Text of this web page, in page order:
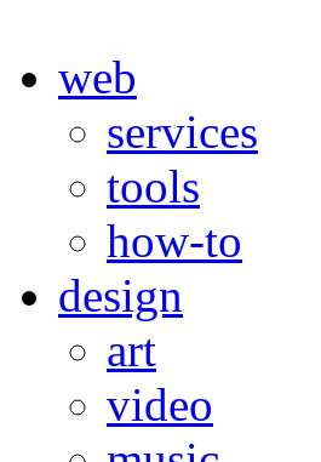
web
services
tools
how-to
design
art
video